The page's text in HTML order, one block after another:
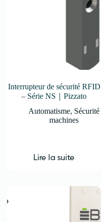
Interrupteur de sécurité RFID
– Série NS｜Pizzato
Automatisme, Sécurité
machines
Lire la suite